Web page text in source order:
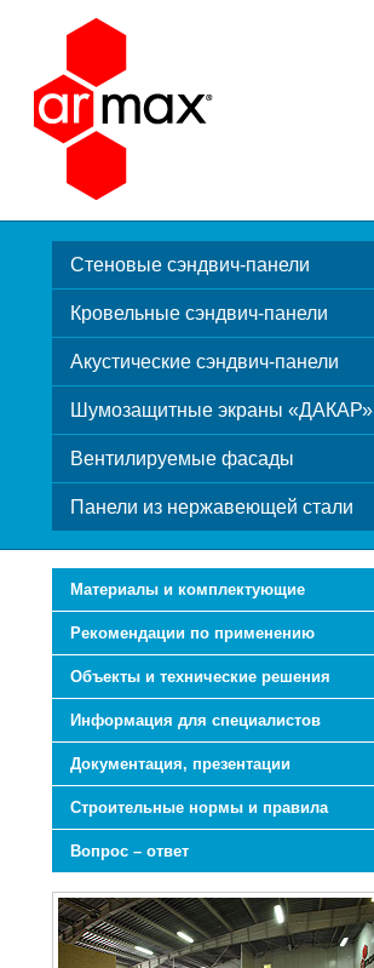
Стеновые сэндвич-панели
Кровельные сэндвич-панели
Акустические сэндвич-панели
Шумозащитные экраны «ДАКАР»
Вентилируемые фасады
Панели из нержавеющей стали
Материалы и комплектующие
Рекомендации по применению
Объекты и технические решения
Информация для специалистов
Документация, презентации
Строительные нормы и правила
Вопрос – ответ